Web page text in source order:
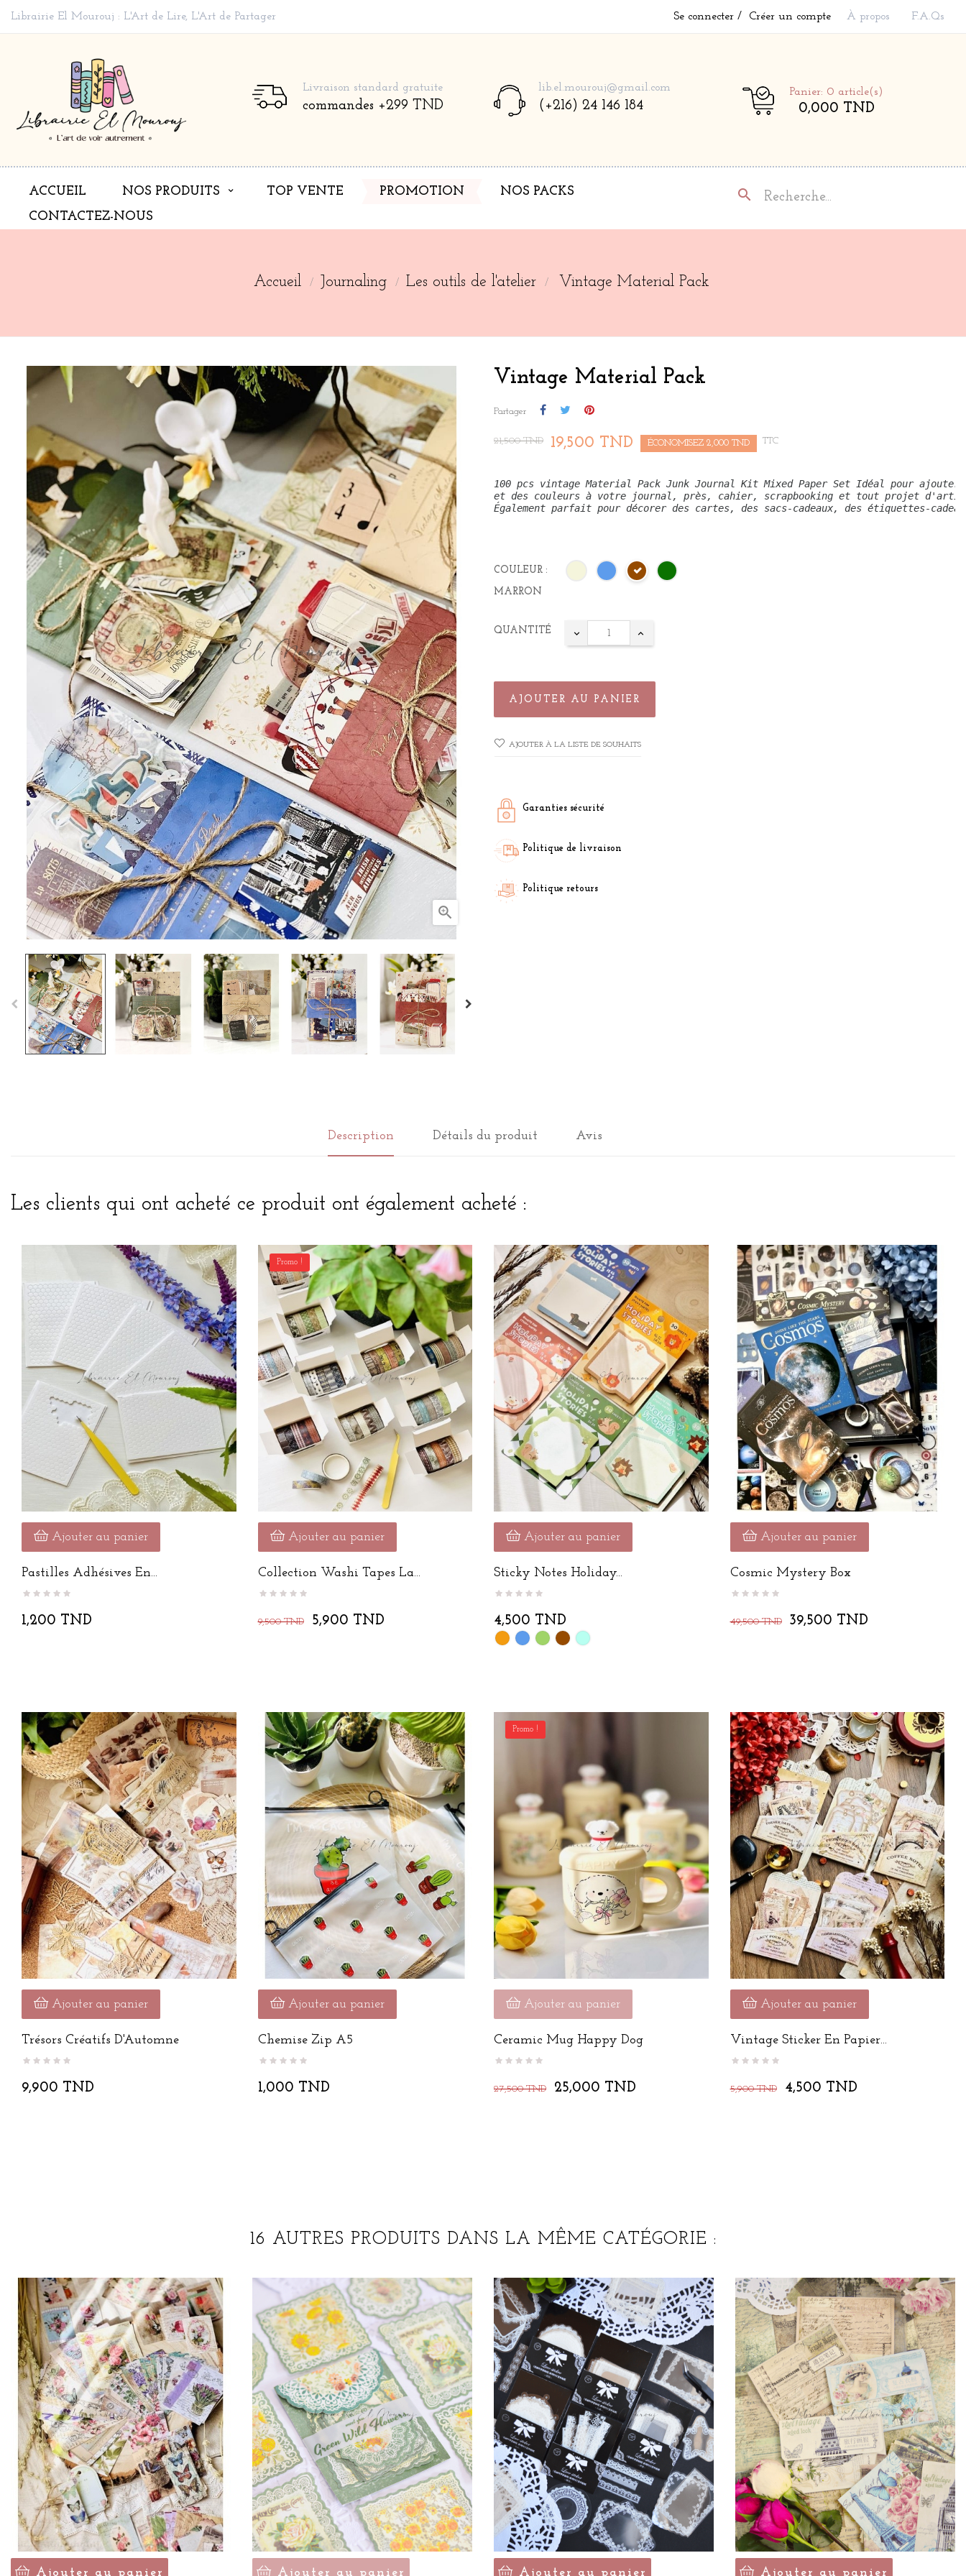
Librairie El Mourouj : L'Art de Lire, L'Art de Partager Se connecter Créer un compte À propos F.A.Qs
Livraison standard gratuite
commandes +299 TND
lib.el.mourouj@gmail.com
(+216) 24 146 184
Panier: 0 article(s)
0,000 TND
ACCUEIL NOS PRODUITS TOP VENTE PROMOTION
NOS PACKS
CONTACTEZ-NOUS
search
Accueil Journaling Les outils de l'atelier Vintage Material Pack

Vintage Material Pack
Partager
21,500 TND 19,500 TND ÉCONOMISEZ 2,000 TND TTC
100 pcs vintage Material Pack Junk Journal Kit Mixed Paper Set Idéal pour ajouter
et des couleurs à votre journal, près, cahier, scrapbooking et tout projet
Également parfait pour décorer des cartes, des sacs-cadeaux, des étiquettes-
COULEUR :
MARRON
QUANTITÉ
AJOUTER AU PANIER
AJOUTER À LA LISTE DE SOUHAITS
Garanties sécurité
Politique de livraison
Politique retours
Description Détails du produit Avis
Les clients qui ont acheté ce produit ont également acheté :
Ajouter au panier
Pastilles Adhésives En...
1,200 TND
Promo !
Ajouter au panier
Collection Washi Tapes La...
9,500 TND 5,900 TND
Ajouter au panier
Sticky Notes Holiday...
4,500 TND
OrangeBleu Vert Marronvert
Ajouter au panier
Cosmic Mystery Box
49,500 TND 39,500 TND
Ajouter au panier
Trésors Créatifs D'Automne
9,900 TND
Ajouter au panier
Chemise Zip A5
1,000 TND
Promo !
Ajouter au panier
Ceramic Mug Happy Dog
27,500 TND 25,000 TND
Ajouter au panier
Vintage Sticker En Papier...
5,900 TND 4,500 TND
16 AUTRES PRODUITS DANS LA MÊME CATÉGORIE :
Ajouter au panier Ajouter au panier Ajouter au panier Ajouter au panier